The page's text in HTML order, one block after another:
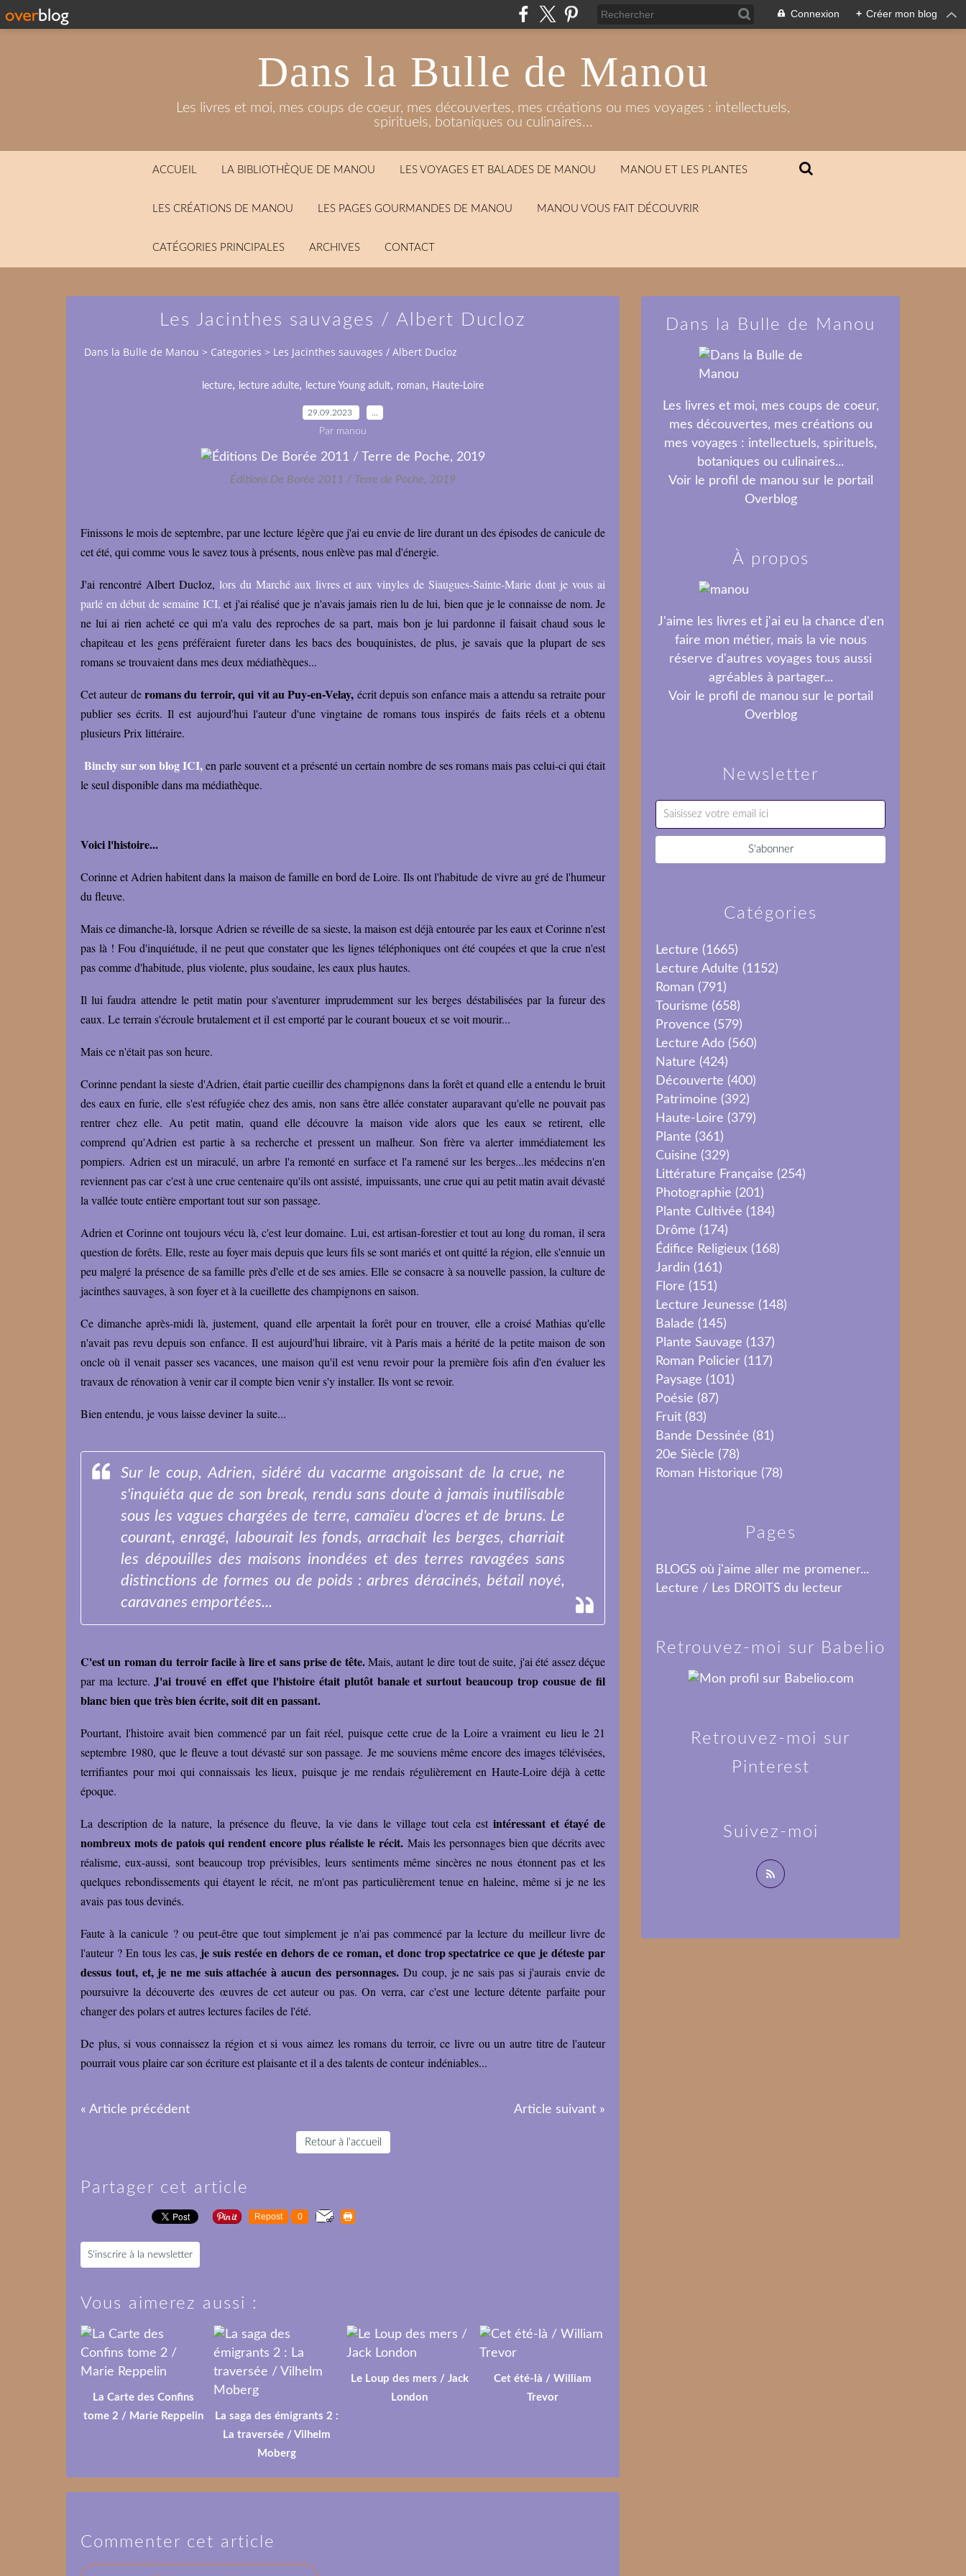
Connexion + Créer mon blog
Dans la Bulle de Manou
Les livres et moi, mes coups de coeur, mes découvertes, mes créations ou mes voyages : intellectuels,
spirituels, botaniques ou culinaires...
ACCUEIL LA BIBLIOTHÈQUE DE MANOU LES VOYAGES ET BALADES DE MANOU MANOU ET LES PLANTES
LES CRÉATIONS DE MANOU LES PAGES GOURMANDES DE MANOU MANOU VOUS FAIT DÉCOUVRIR
CATÉGORIES PRINCIPALES ARCHIVES CONTACT
Les Jacinthes sauvages / Albert Ducloz
Dans la Bulle de Manou > Categories > Les Jacinthes sauvages / Albert Ducloz
lecture, lecture adulte, lecture Young adult, roman, Haute-Loire
29.09.2023
Par manou
Éditions De Borée 2011 / Terre de Poche, 2019
Finissons le mois de septembre, par une lecture légère que j'ai eu envie de lire durant un des épisodes de canicule de
cet été, qui comme vous le savez tous à présents, nous enlève pas mal d'énergie.
J'ai rencontré Albert Ducloz, lors du Marché aux livres et aux vinyles de Siaugues-Sainte-Marie dont je vous ai
parlé en début de semaine ICI, et j'ai réalisé que je n'avais jamais rien lu de lui, bien que je le connaisse de nom. Je
ne lui ai rien acheté ce qui m'a valu des reproches de sa part, mais bon je lui pardonne il faisait chaud sous le
chapiteau et les gens préféraient fureter dans les bacs des bouquinistes, de plus, je savais que la plupart de ses
romans se trouvaient dans mes deux médiathèques...
Cet auteur deromans du terroir, qui vit au Puy-en-Velay, écrit depuis son enfance mais a attendu sa retraite pour
publier ses écrits. Il est aujourd'hui l'auteur d'une vingtaine de romans tous inspirés de faits réels et a obtenu
plusieurs Prix littéraire.
Binchy sur son blog ICI,en parle souvent et a présenté un certain nombre de ses romans mais pas celui-ci qui était
le seul disponible dans ma médiathèque.
Voici l'histoire...
Corinne et Adrien habitent dans la maison de famille en bord de Loire. Ils ont l'habitude de vivre au gré de l'humeur
du fleuve.
Mais ce dimanche-là, lorsque Adrien se réveille de sa sieste, la maison est déjà entourée par les eaux et Corinne n'est
pas là ! Fou d'inquiétude, il ne peut que constater que les lignes téléphoniques ont été coupées et que la crue n'est
pas comme d'habitude, plus violente, plus soudaine, les eaux plus hautes.
Il lui faudra attendre le petit matin pour s'aventurer imprudemment sur les berges déstabilisées par la fureur des
eaux. Le terrain s'écroule brutalement et il est emporté par le courant boueux et se voit mourir...
Mais ce n'était pas son heure.
Corinne pendant la sieste d'Adrien, était partie cueillir des champignons dans la forêt et quand elle a entendu le bruit
des eaux en furie, elle s'est réfugiée chez des amis, non sans être allée constater auparavant qu'elle ne pouvait pas
rentrer chez elle. Au petit matin, quand elle découvre la maison vide alors que les eaux se retirent, elle
comprend qu'Adrien est partie à sa recherche et pressent un malheur. Son frère va alerter immédiatement les
pompiers. Adrien est un miraculé, un arbre l'a remonté en surface et l'a ramené sur les berges...les médecins n'en
reviennent pas car c'est à une crue centenaire qu'ils ont assisté, impuissants, une crue qui au petit matin avait dévasté
la vallée toute entière emportant tout sur son passage.
Adrien et Corinne ont toujours vécu là, c'est leur domaine. Lui, est artisan-forestier et tout au long du roman, il sera
question de forêts. Elle, reste au foyer mais depuis que leurs fils se sont mariés et ont quitté la région, elle s'ennuie un
peu malgré la présence de sa famille près d'elle et de ses amies. Elle se consacre à sa nouvelle passion, la culture de
jacinthes sauvages, à son foyer et à la cueillette des champignons en saison.
Ce dimanche après-midi là, justement, quand elle arpentait la forêt pour en trouver, elle a croisé Mathias qu'elle
n'avait pas revu depuis son enfance. Il est aujourd'hui libraire, vit à Paris mais a hérité de la petite maison de son
oncle où il venait passer ses vacances, une maison qu'il est venu revoir pour la première fois afin d'en évaluer les
travaux de rénovation à venir car il compte bien venir s'y installer. Ils vont se revoir.
Bien entendu, je vous laisse deviner la suite...
Sur le coup, Adrien, sidéré du vacarme angoissant de la crue, ne
s'inquiéta que de son break, rendu sans doute à jamais inutilisable
sous les vagues chargées de terre, camaïeu d'ocres et de bruns. Le
courant, enragé, labourait les fonds, arrachait les berges, charriait
les dépouilles des maisons inondées et des terres ravagées sans
distinctions de formes ou de poids : arbres déracinés, bétail noyé,
caravanes emportées...
C'est un roman du terroir facile à lire et sans prise de tête.Mais, autant le dire tout de suite, j'ai été assez déçue
par ma lecture.J'ai trouvé en effet que l'histoire était plutôt banale et surtout beaucoup trop cousue de fil
blanc bien que très bien écrite, soit dit en passant.
Pourtant, l'histoire avait bien commencé par un fait réel, puisque cette crue de la Loire a vraiment eu lieu le 21
septembre 1980, que le fleuve a tout dévasté sur son passage. Je me souviens même encore des images télévisées,
terrifiantes pour moi qui connaissais les lieux, puisque je me rendais régulièrement en Haute-Loire déjà à cette
époque.
La description de la nature, la présence du fleuve, la vie dans le village tout cela estintéressant et étayé de
nombreux mots de patois qui rendent encore plus réaliste le récit. Mais les personnages bien que décrits avec
réalisme, eux-aussi, sont beaucoup trop prévisibles, leurs sentiments même sincères ne nous étonnent pas et les
quelques rebondissements qui étayent le récit, ne m'ont pas particulièrement tenue en haleine, même si je ne les
avais pas tous devinés.
Faute à la canicule ? ou peut-être que tout simplement je n'ai pas commencé par la lecture du meilleur livre de
l'auteur ? En tous les cas, je suis restée en dehors de ce roman, et donc trop spectatrice ce que je déteste par
dessus tout, et, je ne me suis attachée à aucun des personnages.Du coup, je ne sais pas si j'aurais envie de
poursuivre la découverte des œuvres de cet auteur ou pas. On verra, car c'est une lecture détente parfaite pour
changer des polars et autres lectures faciles de l'été.
De plus, si vous connaissez la région et si vous aimez les romans du terroir, ce livre ou un autre titre de l'auteur
pourrait vous plaire car son écriture est plaisante et il a des talents de conteur indéniables...
« Article précédent Article suivant »
Retour à l'accueil
Partager cet article
Repost 0
S'inscrire à la newsletter
Vous aimerez aussi :
La Carte des Confins
tome 2 / Marie Reppelin
La saga des émigrants 2 :
La traversée / Vilhelm
Moberg
Le Loup des mers / Jack
London
Cet été-là / William
Trevor
Commenter cet article
Newsletter
Catégories
Lecture (1665)
Lecture Adulte (1152)
Roman (791)
Tourisme (658)
Provence (579)
Lecture Ado (560)
Nature (424)
Découverte (400)
Patrimoine (392)
Haute-Loire (379)
Plante (361)
Cuisine (329)
Littérature Française (254)
Photographie (201)
Plante Cultivée (184)
Drôme (174)
Édifice Religieux (168)
Jardin (161)
Flore (151)
Lecture Jeunesse (148)
Balade (145)
Plante Sauvage (137)
Roman Policier (117)
Paysage (101)
Poésie (87)
Fruit (83)
Bande Dessinée (81)
20e Siècle (78)
Roman Historique (78)
Pages
BLOGS où j'aime aller me promener...
Lecture / Les DROITS du lecteur
Dans la Bulle de Manou
Les livres et moi, mes coups de coeur,
mes découvertes, mes créations ou
mes voyages : intellectuels, spirituels,
botaniques ou culinaires...
Voir le profil de manou sur le portail
Overblog
Suivez-moi
À propos
J'aime les livres et j'ai eu la chance d'en
faire mon métier, mais la vie nous
réserve d'autres voyages tous aussi
agréables à partager...
Voir le profil de manou sur le portail
Overblog
Retrouvez-moi sur Babelio
Retrouvez-moi sur
Pinterest